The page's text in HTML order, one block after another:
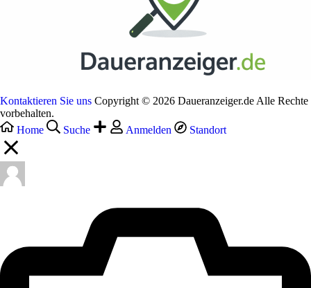
Kontaktieren Sie uns Copyright © 2026 Daueranzeiger.de Alle Rechte
vorbehalten.
Home
Suche Anmelden Standort